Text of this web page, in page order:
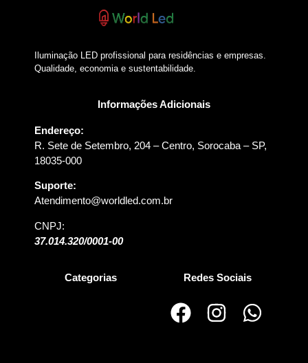
Iluminação LED profissional para residências e empresas.
Qualidade, economia e sustentabilidade.
Informações Adicionais
Endereço:
R. Sete de Setembro, 204 – Centro, Sorocaba – SP,
18035-000
Suporte:
Atendimento@worldled.com.br
CNPJ:
37.014.320/0001-00
Categorias Redes Sociais